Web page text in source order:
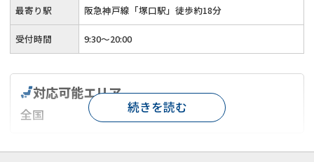
最寄り駅 阪急神戸線「塚口駅」徒歩約18分
受付時間 9:30～20:00
対応可能エリア
全国
対応が親身 オンライン面談可能
レスポンスが早い
続きを読む